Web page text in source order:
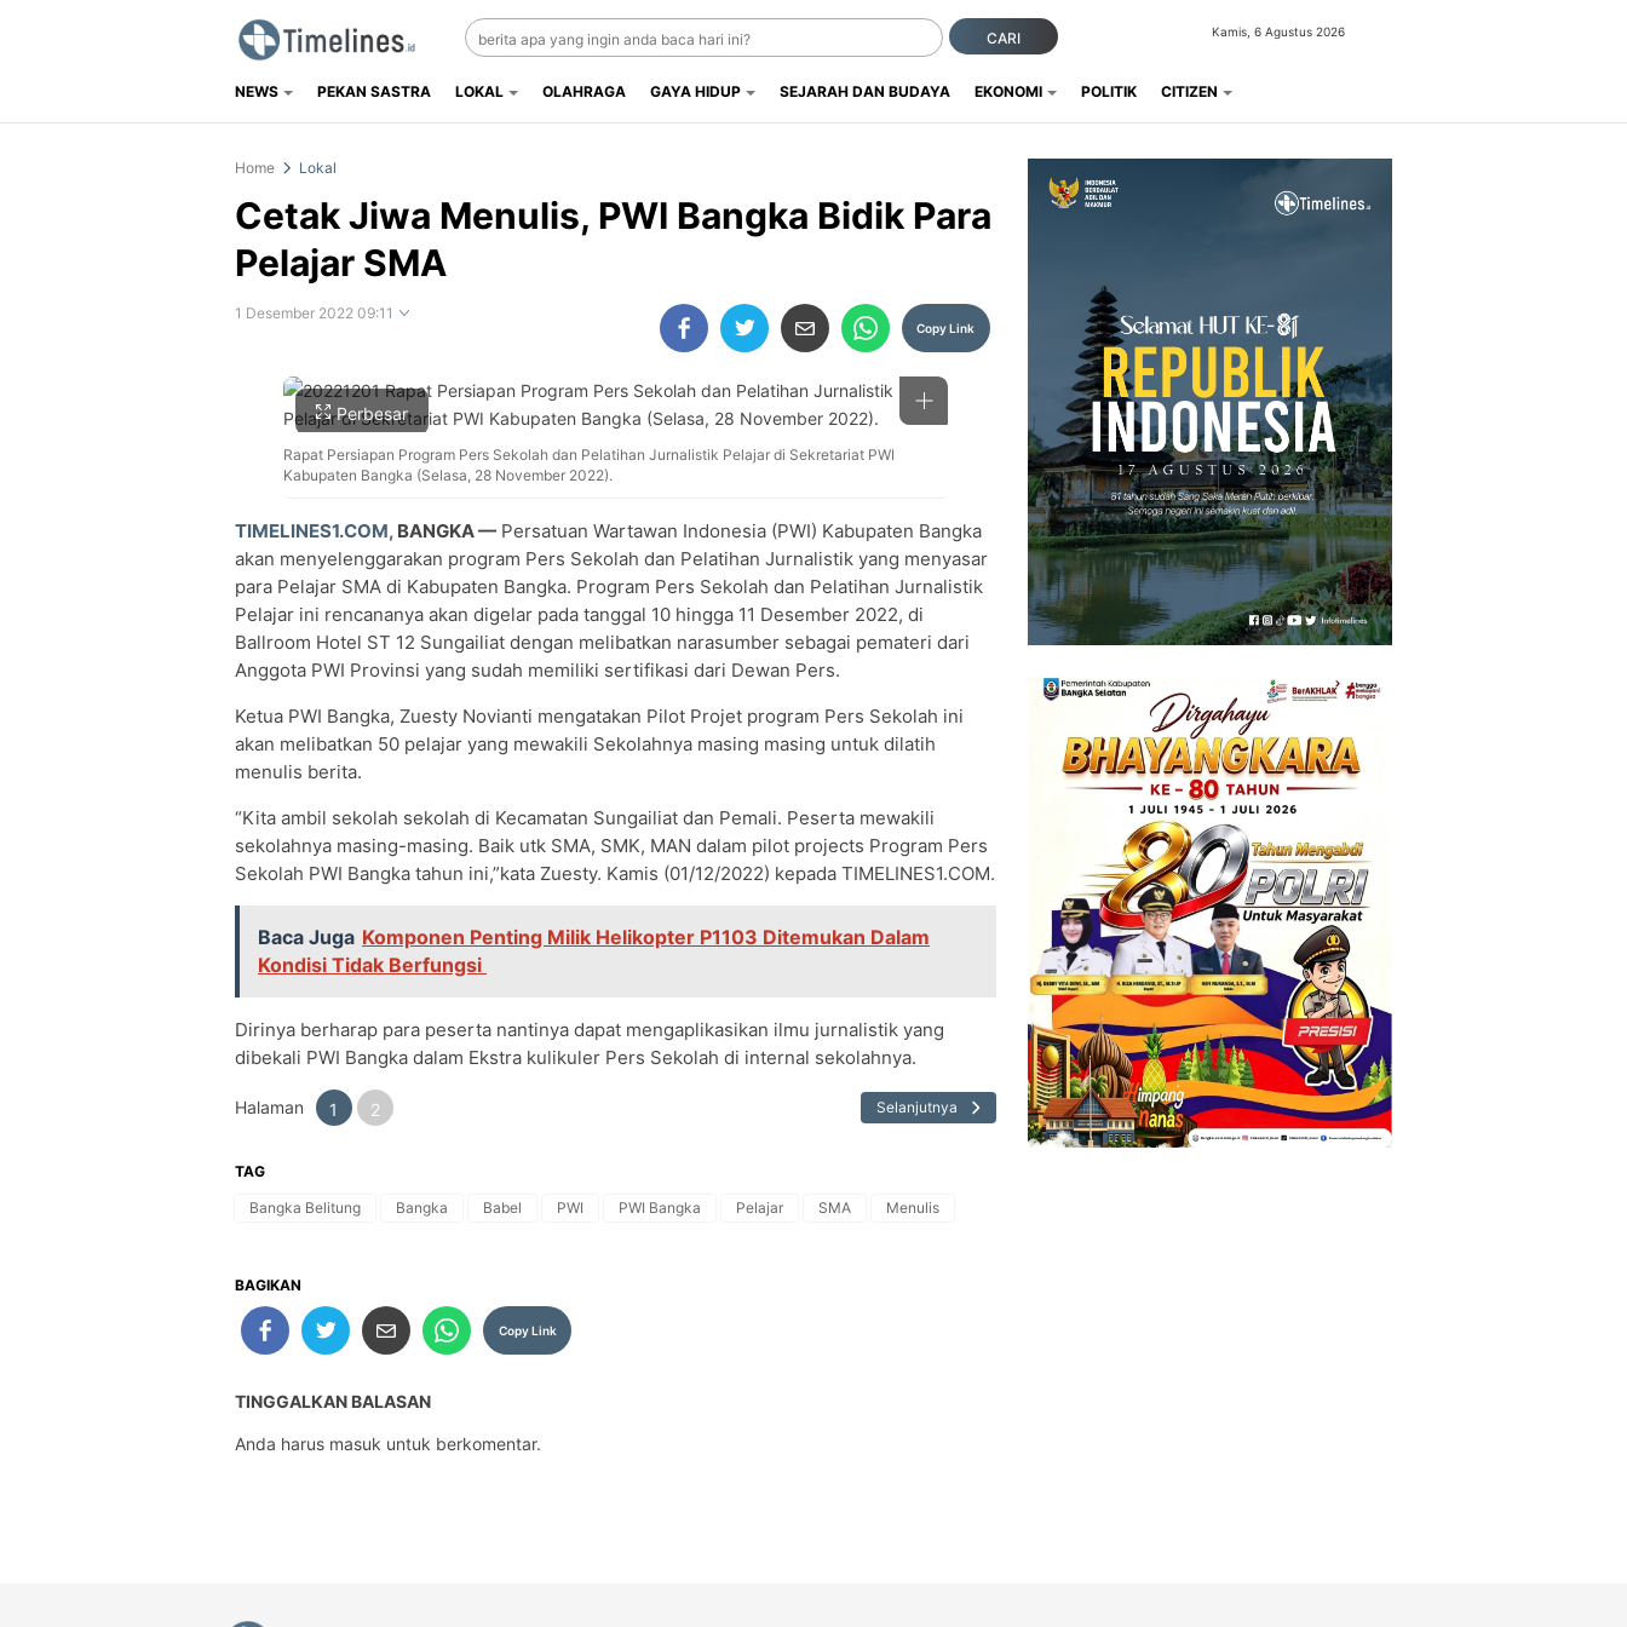
Timelines.id
Media Literasi, Sejarah & Budaya
CARI Kamis, 6 Agustus 2026
NEWS PEKAN SASTRA LOKAL OLAHRAGA GAYA HIDUP SEJARAH DAN BUDAYA EKONOMI POLITIK CITIZEN
Home Lokal
Cetak Jiwa Menulis, PWI Bangka Bidik Para
Pelajar SMA
1 Desember 2022 09:11
Copy Link
Perbesar
Rapat Persiapan Program Pers Sekolah dan Pelatihan Jurnalistik Pelajar di Sekretariat PWI
Kabupaten Bangka (Selasa, 28 November 2022).
TIMELINES1.COM, BANGKA — Persatuan Wartawan Indonesia (PWI) Kabupaten Bangka
akan menyelenggarakan program Pers Sekolah dan Pelatihan Jurnalistik yang menyasar
para Pelajar SMA di Kabupaten Bangka. Program Pers Sekolah dan Pelatihan Jurnalistik
Pelajar ini rencananya akan digelar pada tanggal 10 hingga 11 Desember 2022, di
Ballroom Hotel ST 12 Sungailiat dengan melibatkan narasumber sebagai pemateri dari
Anggota PWI Provinsi yang sudah memiliki sertifikasi dari Dewan Pers.
Ketua PWI Bangka, Zuesty Novianti mengatakan Pilot Projet program Pers Sekolah ini
akan melibatkan 50 pelajar yang mewakili Sekolahnya masing masing untuk dilatih
menulis berita.
“Kita ambil sekolah sekolah di Kecamatan Sungailiat dan Pemali. Peserta mewakili
sekolahnya masing-masing. Baik utk SMA, SMK, MAN dalam pilot projects Program Pers
Sekolah PWI Bangka tahun ini,”kata Zuesty. Kamis (01/12/2022) kepada TIMELINES1.COM.
Baca Juga Komponen Penting Milik Helikopter P1103 Ditemukan Dalam
Kondisi Tidak Berfungsi
Dirinya berharap para peserta nantinya dapat mengaplikasikan ilmu jurnalistik yang
dibekali PWI Bangka dalam Ekstra kulikuler Pers Sekolah di internal sekolahnya.
Halaman 1 2 Selanjutnya
TAG
Bangka Belitung
Bangka Babel PWI PWI Bangka Pelajar SMA Menulis
BAGIKAN
Copy Link
TINGGALKAN BALASAN
Anda harus masuk untuk berkomentar.